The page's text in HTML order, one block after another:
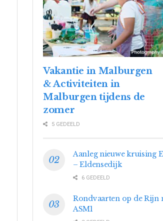
Vakantie in Malburgen
& Activiteiten in
Malburgen tijdens de
zomer
5 GEDEELD
Aanleg nieuwe kruising
– Eldensedijk
6 GEDEELD
Rondvaarten op de Rijn
ASM1